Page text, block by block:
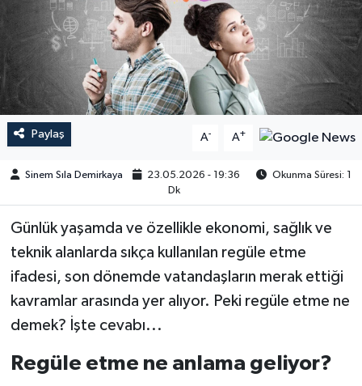
Paylaş A- A+
Sinem Sıla Demirkaya 23.05.2026 - 19:36
Okunma Süresi: 1
Dk
Günlük yaşamda ve özellikle ekonomi, sağlık ve
teknik alanlarda sıkça kullanılan regüle etme
ifadesi, son dönemde vatandaşların merak ettiği
kavramlar arasında yer alıyor. Peki regüle etme ne
demek? İşte cevabı...
Regüle etme ne anlama geliyor?